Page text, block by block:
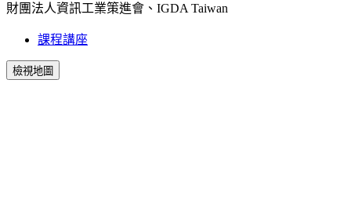
財團法人資訊工業策進會、IGDA Taiwan
課程講座
檢視地圖